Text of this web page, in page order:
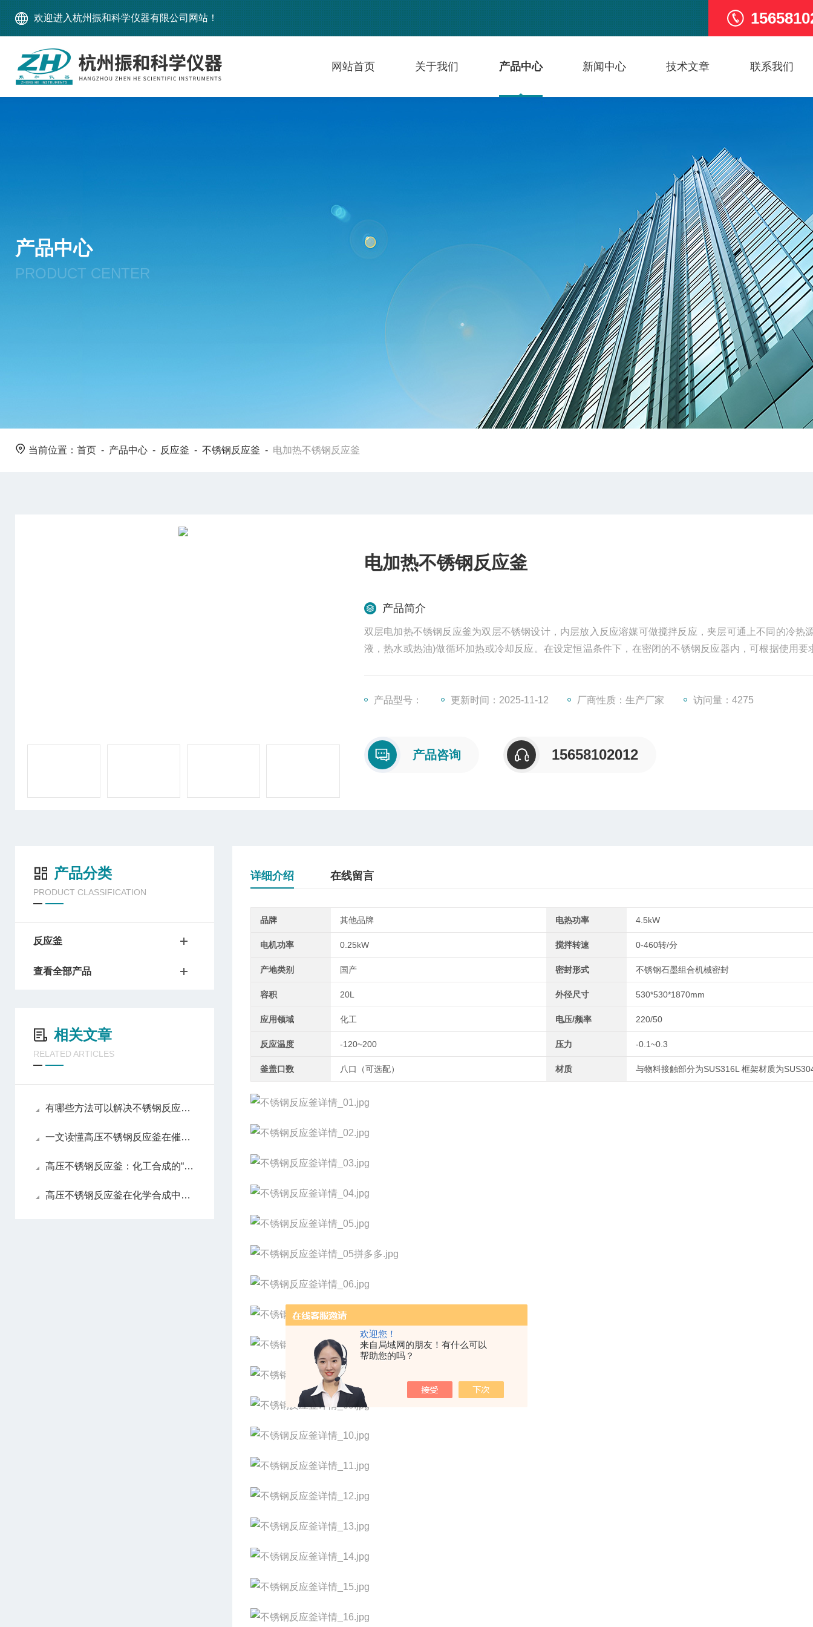
欢迎您！
来自局域网的朋友！有什么可以
帮助您的吗？
欢迎进入杭州振和科学仪器有限公司网站！
网站首页 关于我们 产品中心 新闻中心 技术文章 联系我们
产品中心
PRODUCT CENTER
当前位置： 首页 - 产品中心 - 反应釜 - 不锈钢反应釜 - 电加热不锈钢反应釜
电加热不锈钢反应釜
产品简介
双层电加热不锈钢反应釜为双层不锈钢设计，内层放入反应溶媒可做搅拌反应，夹层可通上不同的冷热
液，热水或热油)做循环加热或冷却反应。在设定恒温条件下，在密闭的不锈钢反应器内，可根据使用要
产品型号：
更新时间：2025-11-12 厂商性质：生产厂家 访问量：4275
产品咨询 15658102012
详细介绍 在线留言
品牌 其他品牌 电热功率 4.5kW
电机功率 0.25kW 搅拌转速 0-460转/分
产地类别 国产 密封形式 不锈钢石墨组合机械密封
容积 20L 外径尺寸 530*530*1870mm
应用领域 化工 电压/频率 220/50
反应温度 -120~200 压力 -0.1~0.3
釜盖口数 八口（可选配） 材质 与物料接触部分为SUS316L 框架材质为
产品分类
PRODUCT CLASSIFICATION
反应釜
查看全部产品
相关文章
RELATED ARTICLES
有哪些方法可以解决不锈钢反应釜的故障
一文读懂高压不锈钢反应釜在催化加氢反应中的核心优势
高压不锈钢反应釜：化工合成的“高压反应舱“
高压不锈钢反应釜在化学合成中的关键作用